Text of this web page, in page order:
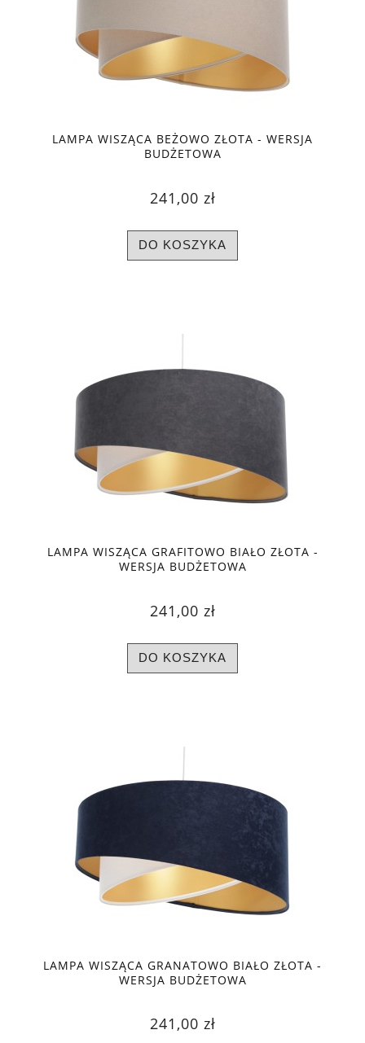
LAMPA WISZĄCA BEŻOWO ZŁOTA - WERSJA
BUDŻETOWA
241,00 zł
DO KOSZYKA
LAMPA WISZĄCA GRAFITOWO BIAŁO ZŁOTA -
WERSJA BUDŻETOWA
241,00 zł
DO KOSZYKA
LAMPA WISZĄCA GRANATOWO BIAŁO ZŁOTA -
WERSJA BUDŻETOWA
241,00 zł